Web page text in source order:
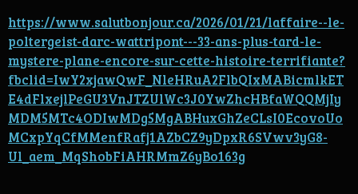
https://www.salutbonjour.ca/2026/01/21/laffaire--le-
poltergeist-darc-wattripont---33-ans-plus-tard-le-
mystere-plane-encore-sur-cette-histoire-terrifiante?
fbclid=IwY2xjawQwF_NleHRuA2FlbQIxMABicmlkET
E4dFlxejlPeGU3VnJTZUlWc3J0YwZhcHBfaWQQMjIy
MDM5MTc4ODIwMDg5MgABHuxGhZeCLsI0EcovoUo
MCxpYqCfMMenfRafj1AZbCZ9yDpxR6SVwv3yG8-
Ul_aem_MqShobFiAHRMmZ6yBo163g